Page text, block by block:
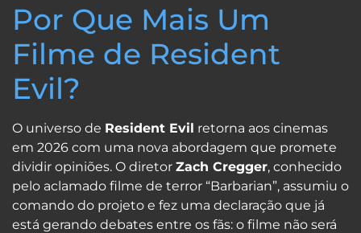
Por Que Mais Um
Filme de Resident
Evil?
O universo de Resident Evil retorna aos cinemas
em 2026 com uma nova abordagem que promete
dividir opiniões. O diretor Zach Cregger, conhecido
pelo aclamado filme de terror “Barbarian”, assumiu o
comando do projeto e fez uma declaração que já
está gerando debates entre os fãs: o filme não será